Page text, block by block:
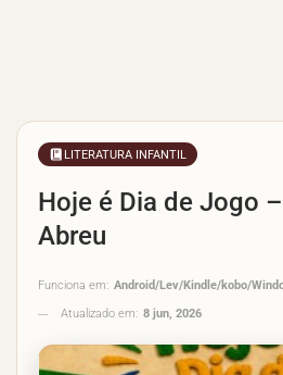
LITERATURA INFANTIL
Hoje é Dia de Jogo
Abreu
Funciona em: Android/Lev/Kindle/kobo/
Atualizado em: 8 jun, 2026